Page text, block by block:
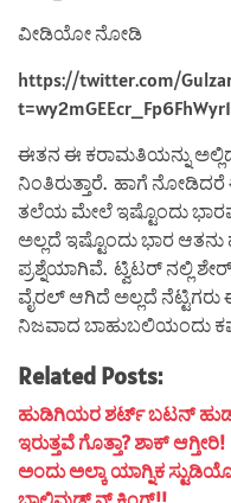
ವೀಡಿಯೋ ನೋಡಿ
https://twitter.com/
ಈತನ ಈ ಕರಾಮತಿಯನ್ನು
ನಿಂತಿರುತ್ತಾರೆ. ಹಾಗೆ
ತಲೆಯ ಮೇಲೆ ಇಷ್ಟೊಂದು
ಅಲ್ಲದೆ ಇಷ್ಟೊಂದು ಭಾರ
ಪ್ರಶ್ನೆಯಾಗಿವೆ. ಟ್ವಿಟರ್ ನಲ್ಲಿ
ವೈರಲ್ ಆಗಿದೆ ಅಲ್ಲದೆ
ನಿಜವಾದ ಬಾಹುಬಲಿಯಂದು
Related Posts:
ಹುಡಿಗಿಯರ ಶರ್ಟ್ ಬಟನ್
ಇರುತ್ತವೆ ಗೊತ್ತಾ? ಶಾಕ್ ಆಗ್ತೀರಿ!
ಅಂದು ಅಲ್ಕಾ ಯಾಗ್ನಿಕ